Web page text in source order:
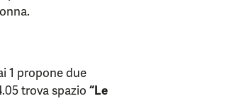
1 propone due
trova spazio “Le